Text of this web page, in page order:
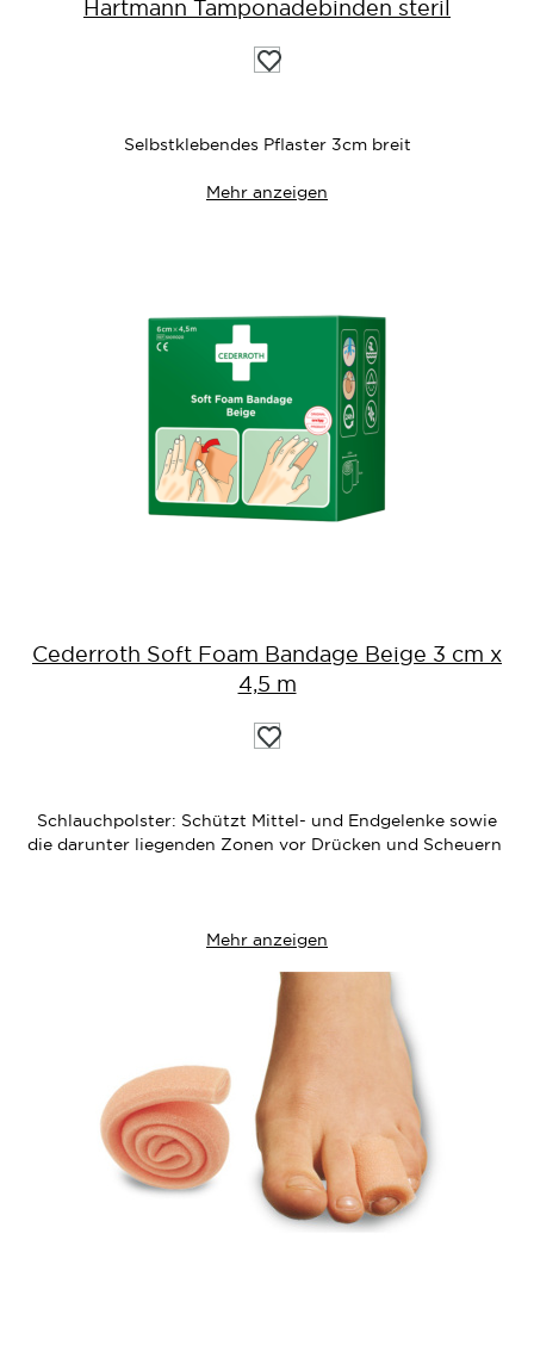
Hartmann Tamponadebinden steril
Auf
die
Selbstklebendes Pflaster 3cm breit
Mehr anzeigen
Cederroth Soft Foam Bandage Beige 3 cm x
4,5 m
Auf
die
Schlauchpolster: Schützt Mittel- und Endgelenke sowie
die darunter liegenden Zonen vor Drücken und Scheuern
Mehr anzeigen